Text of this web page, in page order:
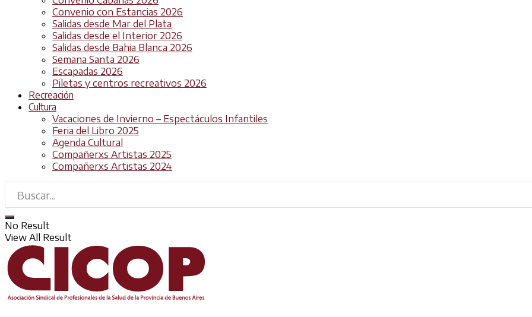
Convenio con Estancias 2026
Salidas desde Mar del Plata
Salidas desde el Interior 2026
Salidas desde Bahia Blanca 2026
Semana Santa 2026
Escapadas 2026
Piletas y centros recreativos 2026
Recreación
Cultura
Vacaciones de Invierno – Espectáculos Infantiles
Feria del Libro 2025
Agenda Cultural
Compañerxs Artistas 2025
Compañerxs Artistas 2024
No Result
View All Result